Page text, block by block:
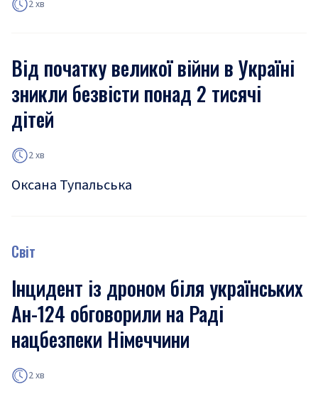
2 хв
Від початку великої війни в Україні
зникли безвісти понад 2 тисячі
дітей
2 хв
Оксана Тупальська
Світ
Інцидент із дроном біля українських
Ан-124 обговорили на Раді
нацбезпеки Німеччини
2 хв